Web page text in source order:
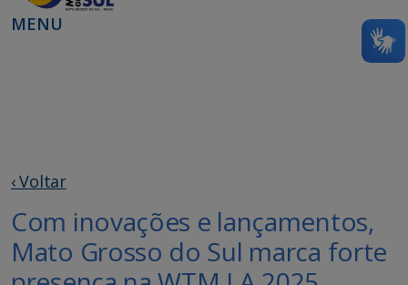
MENU
‹ Voltar
Com inovações e lançamentos,
Mato Grosso do Sul marca forte